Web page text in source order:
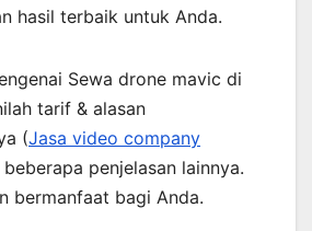
hasil terbaik untuk Anda.
Sewa drone mavic di
tarif & alasan
(Jasa video company
penjelasan lainnya.
bermanfaat bagi Anda.